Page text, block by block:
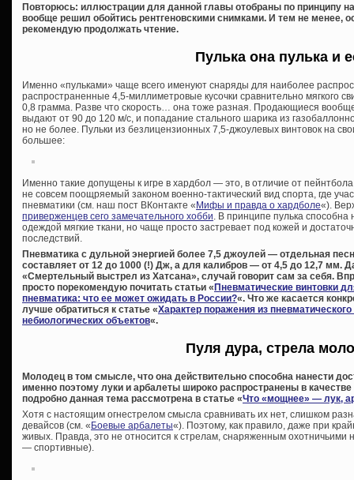
Повторюсь: иллюстрации для данной главы отобраны по принципу
вообще решил обойтись рентгеновскими снимками. И тем не менее,
рекомендую продолжать чтение.
Пулька она пулька и
Именно «пульками» чаще всего именуют снаряды для наиболее
распространенные 4,5-миллиметровые кусочки сравнительно мягкого
0,8 грамма. Разве что скорость… она тоже разная. Продающиеся
выдают от 90 до 120 м/с, и попадание стального шарика из
но не более. Пульки из безлицензионных 7,5-джоулевых винтовок на
большее:
Именно такие допущены к игре в хардбол — это, в отличие от
не совсем поощряемый законом военно-тактический вид спорта, где
пневматики (см. наш пост ВКонтакте «Мифы и правда о хардболе«).
приверженцев сего замечательного хобби. В принципе пулька
одеждой мягкие ткани, но чаще просто застревает под кожей и
последствий.
Пневматика с дульной энергией более 7,5 джоулей — отдельная
составляет от 12 до 1000 (!) Дж, а для калибров — от 4,5 до 12,7 мм.
«Смертельный выстрел из Хатсана», случай говорит сам за себя.
просто порекомендую почитать статьи «Пневматические винтовки
пневматика: что ее может ожидать в России?«. Что же касается
лучше обратиться к статье «Характер поражения из
небиологических объектов«.
Пуля дура, стрела
Молодец в том смысле, что она действительно способна нанести
именно поэтому луки и арбалеты широко распространены в
подробно данная тема рассмотрена в статье «Что «мощнее» — лук,
Хотя с настоящим огнестрелом смысла сравнивать их нет, слишком
девайсов (см. «Боевые арбалеты«). Поэтому, как правило, даже при
живых. Правда, это не относится к стрелам, снаряженным охотничьими
— спортивные).